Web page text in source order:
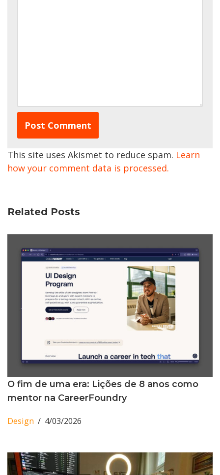
This site uses Akismet to reduce spam. Learn
how your comment data is processed.
Related Posts
O fim de uma era: Lições de 8 anos como
mentor na CareerFoundry
Design 4/03/2026